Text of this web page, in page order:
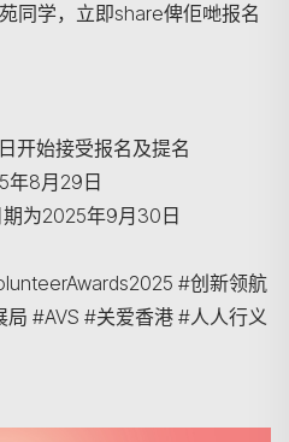
搜寻
同学，立即share俾佢哋报名
开始接受报名及提名
年8月29日
为2025年9月30日
#创新领航
#AVS #关爱香港 #人人行义